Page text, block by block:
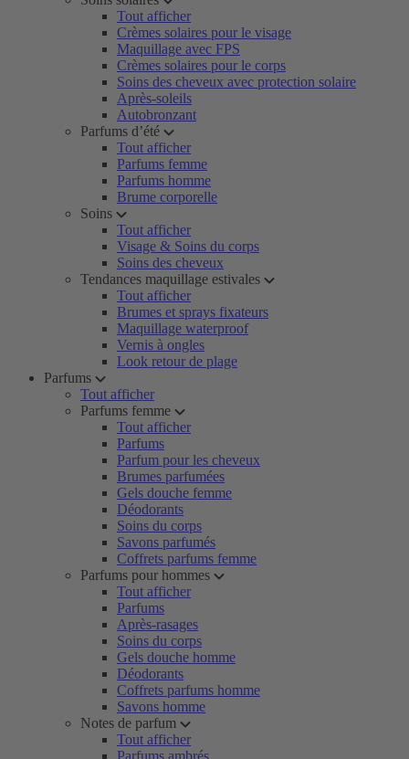
Tout afficher
Crèmes solaires pour le visage
Maquillage avec FPS
Crèmes solaires pour le corps
Soins des cheveux avec protection solaire
Après-soleils
Autobronzant
Parfums d’été
Tout afficher
Parfums femme
Parfums homme
Brume corporelle
Soins
Tout afficher
Visage & Soins du corps
Soins des cheveux
Tendances maquillage estivales
Tout afficher
Brumes et sprays fixateurs
Maquillage waterproof
Vernis à ongles
Look retour de plage
Parfums
Tout afficher
Parfums femme
Tout afficher
Parfums
Parfum pour les cheveux
Brumes parfumées
Gels douche femme
Déodorants
Soins du corps
Savons parfumés
Coffrets parfums femme
Parfums pour hommes
Tout afficher
Parfums
Après-rasages
Soins du corps
Gels douche homme
Déodorants
Coffrets parfums homme
Savons homme
Notes de parfum
Tout afficher
Parfums ambrés